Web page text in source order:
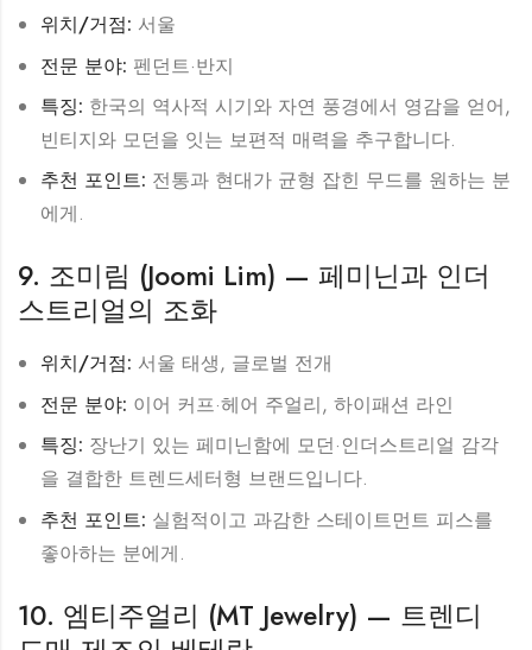
위치/거점: 서울
전문 분야: 펜던트·반지
특징: 한국의 역사적 시기와 자연 풍경에서 영감을 얻어,
빈티지와 모던을 잇는 보편적 매력을 추구합니다.
추천 포인트: 전통과 현대가 균형 잡힌 무드를 원하는 분
에게.
9. 조미림 (Joomi Lim) — 페미닌과 인더
스트리얼의 조화
위치/거점: 서울 태생, 글로벌 전개
전문 분야: 이어 커프·헤어 주얼리, 하이패션 라인
특징: 장난기 있는 페미닌함에 모던·인더스트리얼 감각
을 결합한 트렌드세터형 브랜드입니다.
추천 포인트: 실험적이고 과감한 스테이트먼트 피스를
좋아하는 분에게.
10. 엠티주얼리 (MT Jewelry) — 트렌디